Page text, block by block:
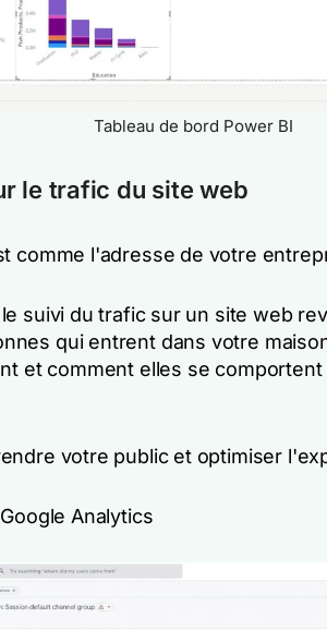
Tableau de bord Power BI
le trafic du site web
comme l'adresse de votre
suivi du trafic sur un site web
qui entrent dans votre
et comment elles se
votre public et optimiser
Google Analytics